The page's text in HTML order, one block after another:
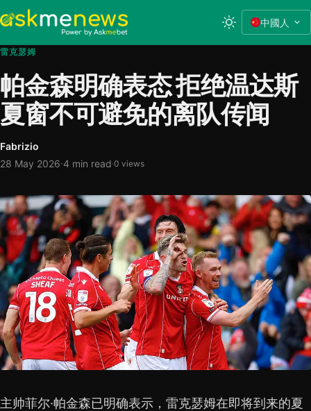
中國人
雷克瑟姆
帕金森明确表态 拒绝温达斯
夏窗不可避免的离队传闻
Fabrizio
28 May 2026·4 min read·0 views
主帅菲尔·帕金森已明确表示，雷克瑟姆在即将到来的夏